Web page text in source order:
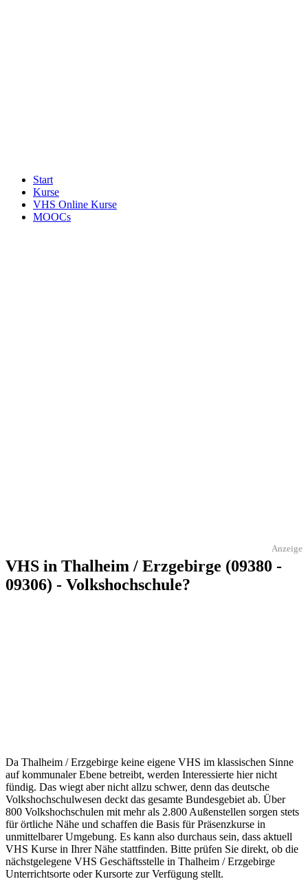
Start
Kurse
VHS Online Kurse
MOOCs
Anzeige
VHS in Thalheim / Erzgebirge (09380 -
09306) - Volkshochschule?
Da Thalheim / Erzgebirge keine eigene VHS im klassischen Sinne
auf kommunaler Ebene betreibt, werden Interessierte hier nicht
fündig. Das wiegt aber nicht allzu schwer, denn das deutsche
Volkshochschulwesen deckt das gesamte Bundesgebiet ab. Über
800 Volkshochschulen mit mehr als 2.800 Außenstellen sorgen stets
für örtliche Nähe und schaffen die Basis für Präsenzkurse in
unmittelbarer Umgebung. Es kann also durchaus sein, dass aktuell
VHS Kurse in Ihrer Nähe stattfinden. Bitte prüfen Sie direkt, ob die
nächstgelegene VHS Geschäftsstelle in Thalheim / Erzgebirge
Unterrichtsorte oder Kursorte zur Verfügung stellt.